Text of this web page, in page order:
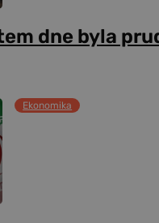
dne byla
Ekonomika